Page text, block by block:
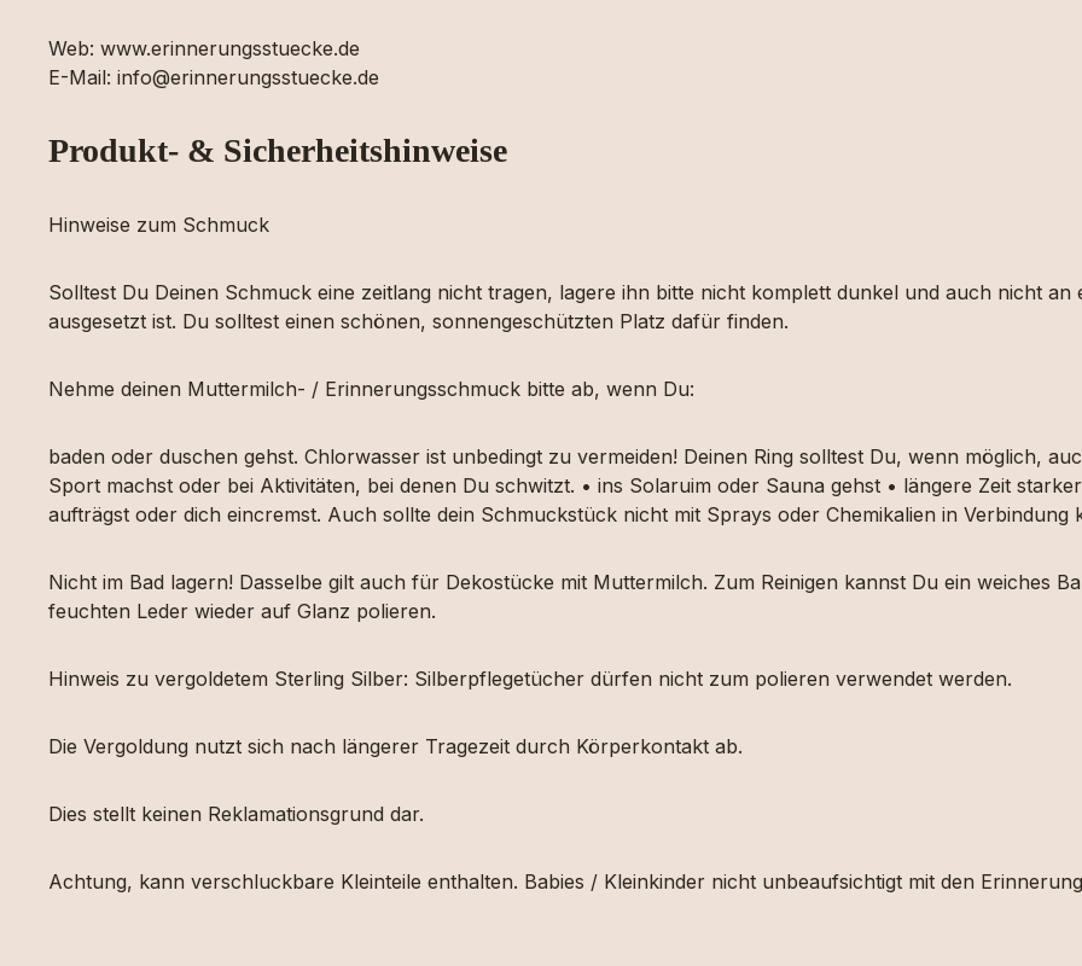
Web: www.erinnerungsstuecke.de
E-Mail: info@erinnerungsstuecke.de
Produkt- & Sicherheitshinweise
Hinweise zum Schmuck
Solltest Du Deinen Schmuck eine zeitlang nicht tragen, lagere ihn bitte nicht komplett dunkel und auch nicht
ausgesetzt ist. Du solltest einen schönen, sonnengeschützten Platz dafür finden.
Nehme deinen Muttermilch- / Erinnerungsschmuck bitte ab, wenn Du:
baden oder duschen gehst. Chlorwasser ist unbedingt zu vermeiden! Deinen Ring solltest Du, wenn möglich,
Sport machst oder bei Aktivitäten, bei denen Du schwitzt. • ins Solaruim oder Sauna gehst • längere Zeit
aufträgst oder dich eincremst. Auch sollte dein Schmuckstück nicht mit Sprays oder Chemikalien in Verbindung
Nicht im Bad lagern! Dasselbe gilt auch für Dekostücke mit Muttermilch. Zum Reinigen kannst Du ein weiches
feuchten Leder wieder auf Glanz polieren.
Hinweis zu vergoldetem Sterling Silber: Silberpflegetücher dürfen nicht zum polieren verwendet werden.
Die Vergoldung nutzt sich nach längerer Tragezeit durch Körperkontakt ab.
Dies stellt keinen Reklamationsgrund dar.
Achtung, kann verschluckbare Kleinteile enthalten. Babies / Kleinkinder nicht unbeaufsichtigt mit den